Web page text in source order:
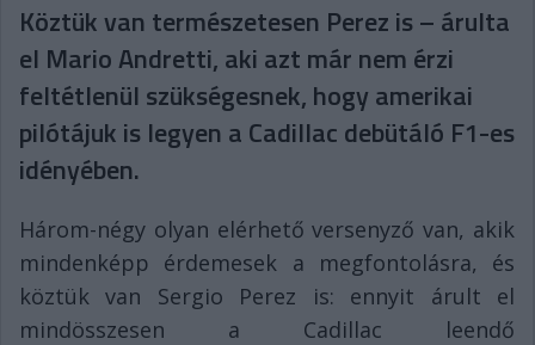
Köztük van természetesen Perez is – árulta
el Mario Andretti, aki azt már nem érzi
feltétlenül szükségesnek, hogy amerikai
pilótájuk is legyen a Cadillac debütáló F1-es
idényében.
Három-négy olyan elérhető versenyző van, akik
mindenképp érdemesek a megfontolásra, és
köztük van Sergio Perez is: ennyit árult el
mindösszesen a Cadillac leendő